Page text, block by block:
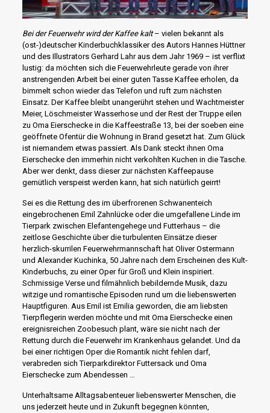
Bei der Feuerwehr wird der Kaffee kalt– vielen bekannt als
(ost-)deutscher Kinderbuchklassiker des Autors Hannes Hüttner
und des Illustrators Gerhard Lahr aus dem Jahr 1969 – ist verflixt
lustig: da möchten sich die Feuerwehrleute gerade von ihrer
anstrengenden Arbeit bei einer guten Tasse Kaffee erholen, da
bimmelt schon wieder das Telefon und ruft zum nächsten
Einsatz. Der Kaffee bleibt unangerührt stehen und Wachtmeister
Meier, Löschmeister Wasserhose und der Rest der Truppe eilen
zu Oma Eierschecke in die Kaffeestraße 13, bei der soeben eine
geöffnete Ofentür die Wohnung in Brand gesetzt hat. Zum Glück
ist niemandem etwas passiert. Als Dank steckt ihnen Oma
Eierschecke den immerhin nicht verkohlten Kuchen in die Tasche.
Aber wer denkt, dass dieser zur nächsten Kaffeepause
gemütlich verspeist werden kann, hat sich natürlich geirrt!
Sei es die Rettung des im überfrorenen Schwanenteich
eingebrochenen Emil Zahnlücke oder die umgefallene Linde im
Tierpark zwischen Elefantengehege und Futterhaus – die
zeitlose Geschichte über die turbulenten Einsätze dieser
herzlich-skurrilen Feuerwehrmannschaft hat Oliver Ostermann
und Alexander Kuchinka, 50 Jahre nach dem Erscheinen des Kult-
Kinderbuchs, zu einer Oper für Groß und Klein inspiriert.
Schmissige Verse und filmähnlich bebildernde Musik, dazu
witzige und romantische Episoden rund um die liebenswerten
Hauptfiguren. Aus Emil ist Emilia geworden, die am liebsten
Tierpflegerin werden möchte und mit Oma Eierschecke einen
ereignisreichen Zoobesuch plant, wäre sie nicht nach der
Rettung durch die Feuerwehr im Krankenhaus gelandet. Und da
bei einer richtigen Oper die Romantik nicht fehlen darf,
verabreden sich Tierparkdirektor Futtersack und Oma
Eierschecke zum Abendessen …
Unterhaltsame Alltagsabenteuer liebenswerter Menschen, die
uns jederzeit heute und in Zukunft begegnen könnten,